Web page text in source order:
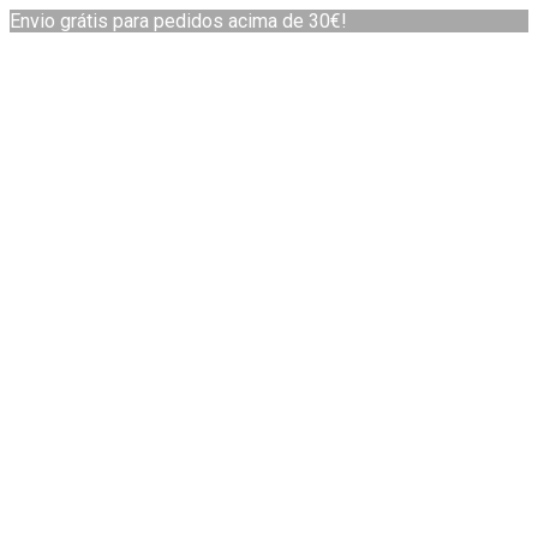
Envio grátis para pedidos acima de 30€!